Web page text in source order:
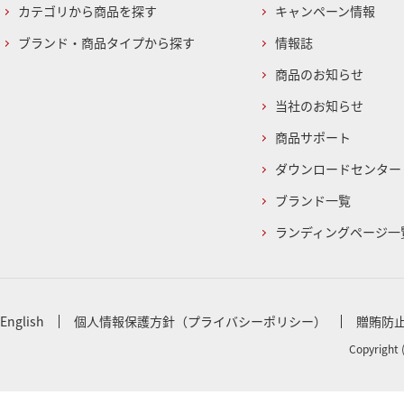
カテゴリから商品を探す
ブランド・商品タイプから探す
キャンペーン情報
情報誌
商品のお知らせ
当社のお知らせ
商品サポート
ダウンロードセンター
ブランド一覧
ランディングページ一
English 個人情報保護方針（プライバシーポリシー） 贈賄防
Copyright